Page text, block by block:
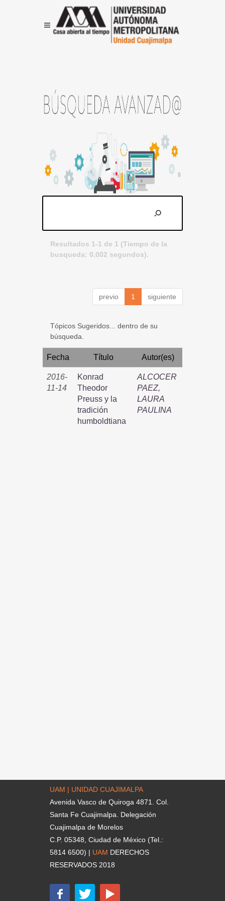
Resultados 1-1 de 1 (Tiempo de la
busqueda: 0.002 segundos).
previo 1 siguiente
Tópicos Sugeridos... dentro de su
búsqueda.
Fecha Título Autor(es)
2016-
11-14
Konrad
Theodor
Preuss y la
tradición
humboldtiana
ALCOCER
PAEZ,
LAURA
PAULINA
UAM | UNIDAD CUAJIMALPA
Avenida Vasco de Quiroga 4871. Col.
Santa Fe Cuajimalpa. Delegación
Cuajimalpa de Morelos
C.P. 05348, Ciudad de México (Tel.:
5814 6500) | UAM DERECHOS
RESERVADOS 2018